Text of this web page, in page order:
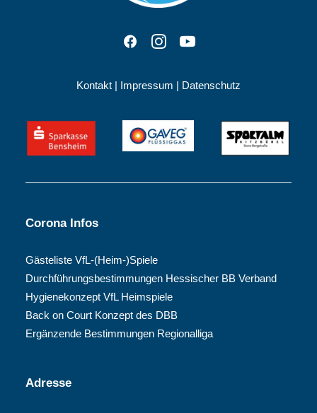
Kontakt | Impressum | Datenschutz
Corona Infos
Gästeliste VfL-(Heim-)Spiele
Durchführungsbestimmungen Hessischer BB Verband
Hygienekonzept VfL Heimspiele
Back on Court Konzept des DBB
Ergänzende Bestimmungen Regionalliga
Adresse